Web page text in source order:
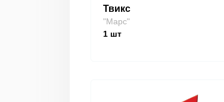
Твикс
"Марс"
1 шт